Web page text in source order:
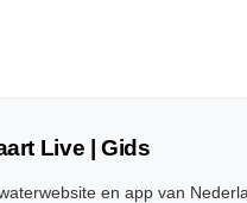
Live | Gids
en app van